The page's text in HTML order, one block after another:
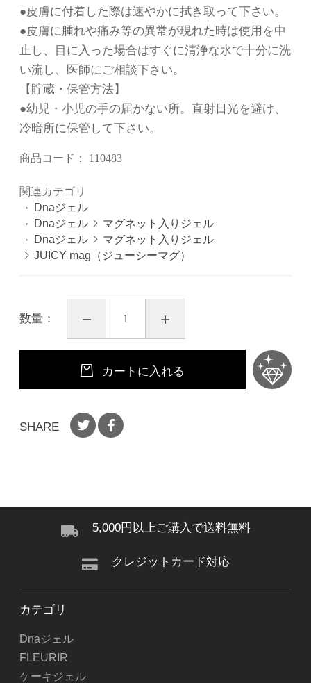
●皮膚に付着した際は速やかに拭き取って下さい。
●皮膚に腫れや痛み等の異常が現れた時は使用を中
止し、目に入った場合はすぐに清浄な水で十分に洗
い流し、医師にご相談下さい。
【貯蔵・保管方法】
●幼児・小児の手の届かない所。直射日光を避け、
冷暗所に保管して下さい。
商品コード： 110483
関連カテゴリ
Dnaジェル
Dnaジェル
マグネット入りジェル
Dnaジェル
マグネット入りジェル
JUICY mag（ジューシーマグ）
数量：
カートに入れる
SHARE
5,000円以上ご購入で送料無料
クレジットカード対応
カテゴリ
Dnaジェル
FLEURIR
ケーキジェル